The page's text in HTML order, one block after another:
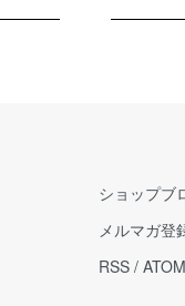
ショップブ
メルマガ登
RSS / ATOM